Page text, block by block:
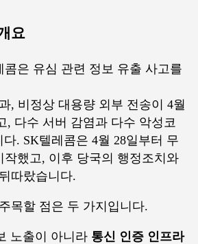
요
콤은 유심 관련 정보 유출 사고를
, 비정상 대용량 외부 전송이 4월
, 다수 서버 감염과 다수 악성코
. SK텔레콤은 4월 28일부터 무
작했고, 이후 당국의 행정조치와
따랐습니다.
목할 점은 두 가지입니다.
노출이 아니라 통신 인증 인프라